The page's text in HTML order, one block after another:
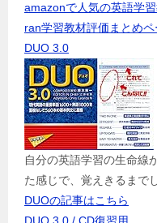
amazonで人気の英語学
ran学習教材評価まとめペ
DUO 3.0
自分の英語学習の生命線
た感じで、覚えきるまで
DUOの記事はこちら